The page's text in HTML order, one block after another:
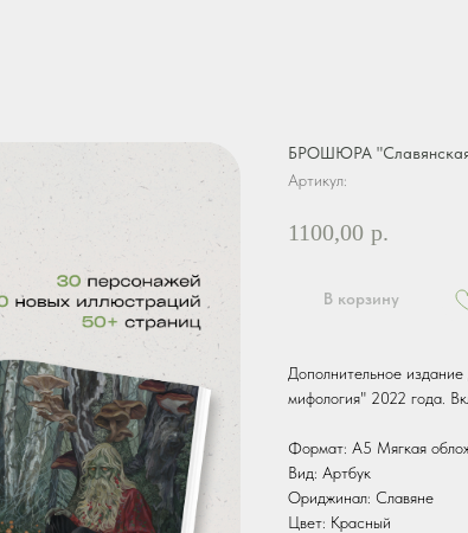
БРОШЮРА
Артикул:
1100,00 р.
В корзину
Дополнительное
мифология" 2022 года.
Формат: А5 Мягкая
Вид: Артбук
Ориджинал: Славяне
Цвет: Красный